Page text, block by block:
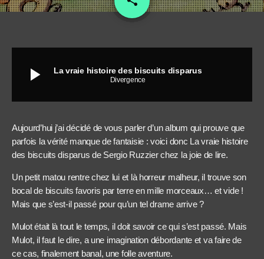
play_arrow La vraie histoire des biscuits disparus
Divergence
Aujourd’hui j’ai décidé de vous parler d’un album qui prouve que
parfois la vérité manque de fantaisie : voici donc La vraie histoire
des biscuits disparus de Sergio Ruzzier chez la joie de lire.
Un petit matou rentre chez lui et là horreur malheur, il trouve son
bocal de biscuits favoris par terre en mille morceaux… et vide !
Mais que s’est-il passé pour qu’un tel drame arrive ?
Mulot était là tout le temps, il doit savoir ce qui s’est passé. Mais
Mulot, il faut le dire, a une imagination débordante et va faire de
ce cas, finalement banal, une folle aventure.